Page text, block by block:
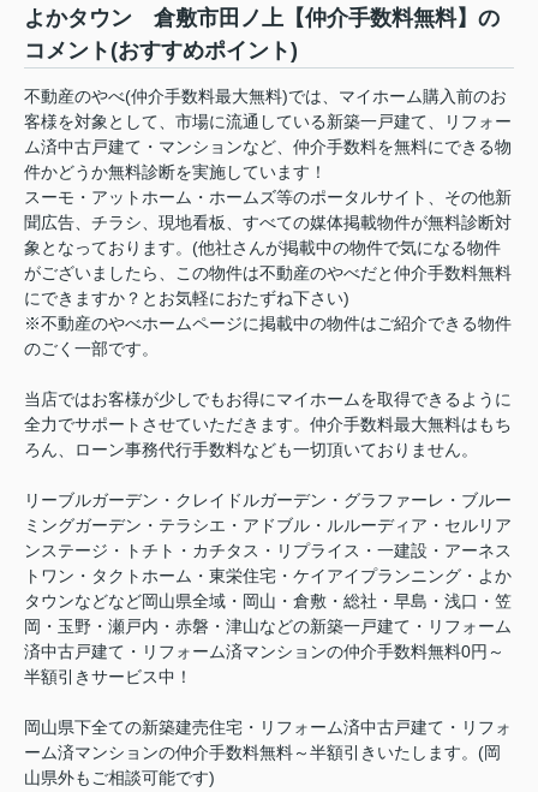
よかタウン 倉敷市田ノ上【仲介手数料無料】の
コメント(おすすめポイント)
不動産のやべ(仲介手数料最大無料)では、マイホーム購入前のお
客様を対象として、市場に流通している新築一戸建て、リフォー
ム済中古戸建て・マンションなど、仲介手数料を無料にできる物
件かどうか無料診断を実施しています！
スーモ・アットホーム・ホームズ等のポータルサイト、その他新
聞広告、チラシ、現地看板、すべての媒体掲載物件が無料診断対
象となっております。(他社さんが掲載中の物件で気になる物件
がございましたら、この物件は不動産のやべだと仲介手数料無料
にできますか？とお気軽におたずね下さい)
※不動産のやべホームページに掲載中の物件はご紹介できる物件
のごく一部です。
当店ではお客様が少しでもお得にマイホームを取得できるように
全力でサポートさせていただきます。仲介手数料最大無料はもち
ろん、ローン事務代行手数料なども一切頂いておりません。
リーブルガーデン・クレイドルガーデン・グラファーレ・ブルー
ミングガーデン・テラシエ・アドブル・ルルーディア・セルリア
ンステージ・トチト・カチタス・リプライス・一建設・アーネス
トワン・タクトホーム・東栄住宅・ケイアイプランニング・よか
タウンなどなど岡山県全域・岡山・倉敷・総社・早島・浅口・笠
岡・玉野・瀬戸内・赤磐・津山などの新築一戸建て・リフォーム
済中古戸建て・リフォーム済マンションの仲介手数料無料0円～
半額引きサービス中！
岡山県下全ての新築建売住宅・リフォーム済中古戸建て・リフォ
ーム済マンションの仲介手数料無料～半額引きいたします。(岡
山県外もご相談可能です)